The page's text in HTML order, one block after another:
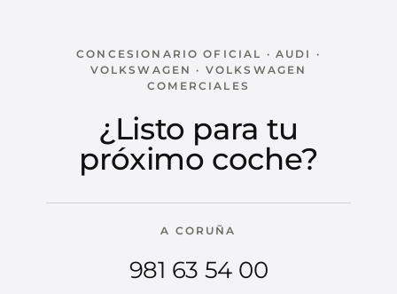
CONCESIONARIO OFICIAL · AUDI ·
VOLKSWAGEN · VOLKSWAGEN
COMERCIALES
¿Listo para tu
próximo coche?
A CORUÑA
981 63 54 00